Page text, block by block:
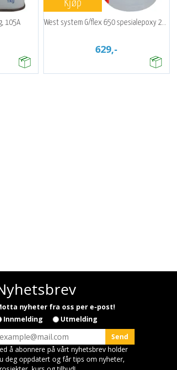
105A
Kjøp
West system G/flex 650 spesialepoxy 240g
629,-
nyheter fra oss per e-post!
Innmelding
Utmelding
å abonnere på vårt nyhetsbrev holder
deg oppdatert og får tips om nyheter,